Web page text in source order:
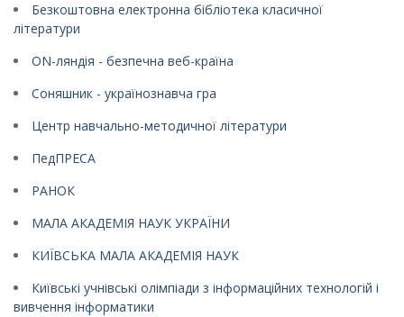
Безкоштовна електронна бібліотека класичної
літератури
ON-ляндія - безпечна веб-країна
Соняшник - українознавча гра
Центр навчально-методичної літератури
ПедПРЕСА
РАНОК
МАЛА АКАДЕМІЯ НАУК УКРАЇНИ
КИЇВСЬКА МАЛА АКАДЕМІЯ НАУК
Київські учнівські олімпіади з інформаційних технологій і
вивчення інформатики